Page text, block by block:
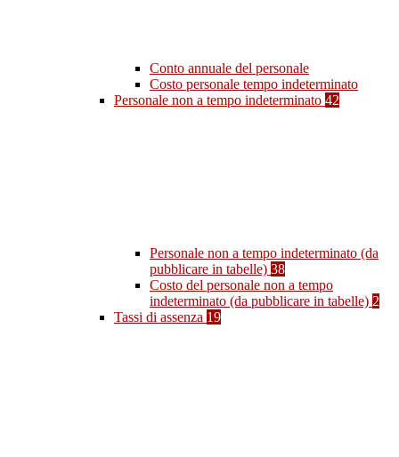
Conto annuale del personale
Costo personale tempo indeterminato
Personale non a tempo indeterminato 42
Personale non a tempo indeterminato (da
pubblicare in tabelle) 38
Costo del personale non a tempo
indeterminato (da pubblicare in tabelle) 2
Tassi di assenza 19